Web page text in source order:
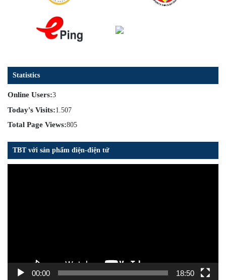
Statistics
Online Users:3
Today's Visits:1.507
Total Page Views:805
TBT với sản phẩm điện-điện tử
00:00 18:50